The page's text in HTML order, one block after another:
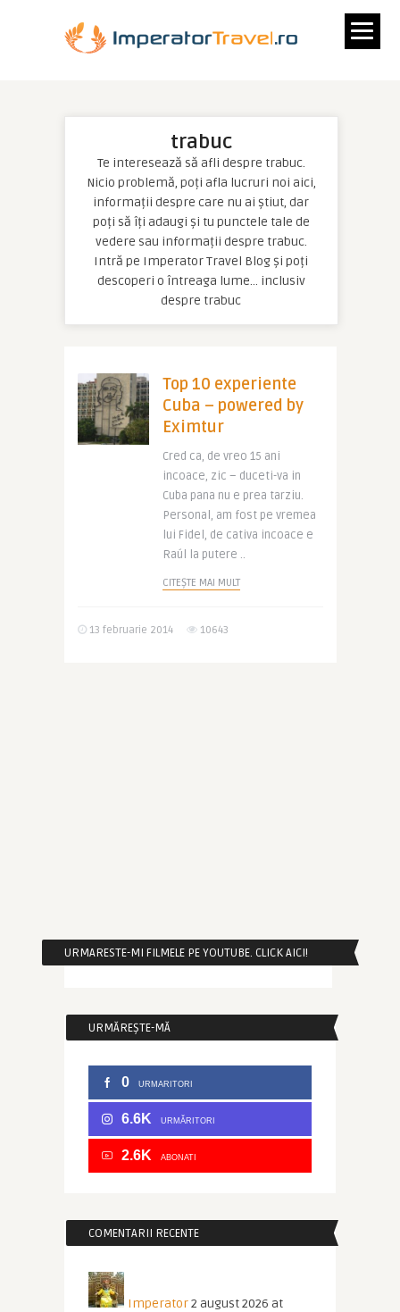
trabuc
Te interesează să afli despre trabuc.
Nicio problemă, poți afla lucruri noi aici,
informații despre care nu ai știut, dar
poți să îți adaugi și tu punctele tale de
vedere sau informații despre trabuc.
Intră pe Imperator Travel Blog și poți
descoperi o întreaga lume… inclusiv
despre trabuc
Top 10 experiente
Cuba – powered by
Eximtur
Cred ca, de vreo 15 ani
incoace, zic – duceti-va in
Cuba pana nu e prea tarziu.
Personal, am fost pe vremea
lui Fidel, de cativa incoace e
Raúl la putere ..
CITEȘTE MAI MULT
13 februarie 2014 10643
URMARESTE-MI FILMELE PE YOUTUBE. CLICK AICI!
URMĂREȘTE-MĂ
0 URMARITORI
6.6K URMĂRITORI
2.6K ABONATI
COMENTARII RECENTE
Imperator2 august 2026 at